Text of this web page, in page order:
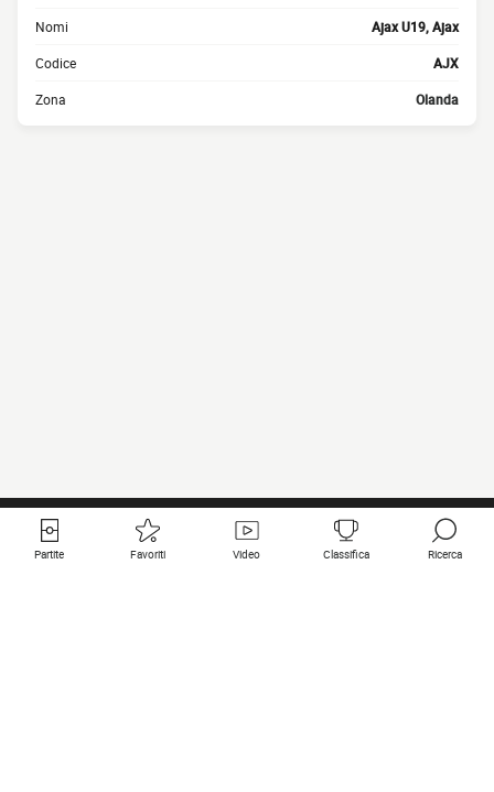
Nomi Ajax U19, Ajax
Codice AJX
Zona Olanda
Partite Favoriti Video Classifica Ricerca